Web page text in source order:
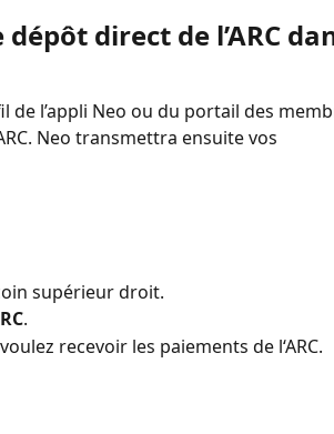
direct de l’ARC
de l’appli Neo ou du portail des
Neo transmettra ensuite vos
supérieur droit.
.
recevoir les paiements de l‘ARC.